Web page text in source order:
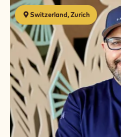
Switzerland, Zurich
Petit
Gateaux
with
Antonio
Bachour